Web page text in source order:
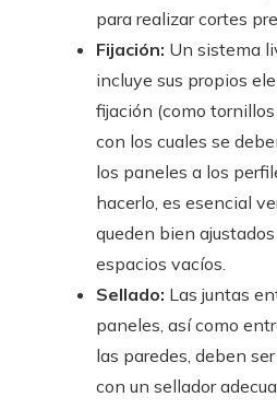
para realizar cortes
Fijación: Un sistema
incluye sus propios
fijación (como
con los cuales se
los paneles a los
hacerlo, es esencial
queden bien
espacios vacíos.
Sellado: Las juntas
paneles, así como
las paredes, deben
con un sellador